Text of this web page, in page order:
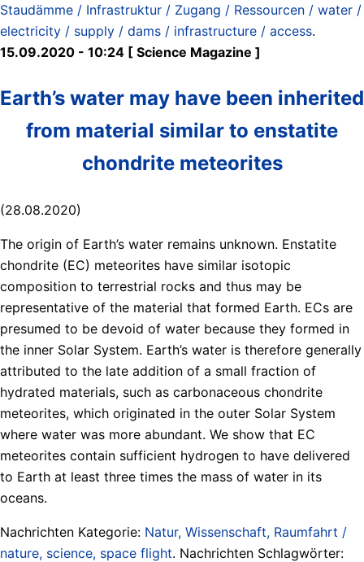
Staudämme / Infrastruktur / Zugang / Ressourcen / water /
electricity / supply / dams / infrastructure / access.
15.09.2020 - 10:24 [ Science Magazine ]
Earth’s water may have been inherited
from material similar to enstatite
chondrite meteorites
(28.08.2020)
The origin of Earth’s water remains unknown. Enstatite
chondrite (EC) meteorites have similar isotopic
composition to terrestrial rocks and thus may be
representative of the material that formed Earth. ECs are
presumed to be devoid of water because they formed in
the inner Solar System. Earth’s water is therefore generally
attributed to the late addition of a small fraction of
hydrated materials, such as carbonaceous chondrite
meteorites, which originated in the outer Solar System
where water was more abundant. We show that EC
meteorites contain sufficient hydrogen to have delivered
to Earth at least three times the mass of water in its
oceans.
Nachrichten Kategorie: Natur, Wissenschaft, Raumfahrt /
nature, science, space flight. Nachrichten Schlagwörter: